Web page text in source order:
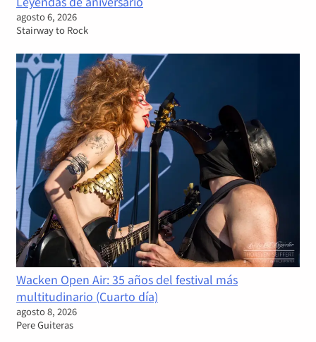
agosto 6, 2026
Stairway to Rock
Wacken Open Air: 35 años del festival más
multitudinario (Cuarto día)
agosto 8, 2026
Pere Guiteras